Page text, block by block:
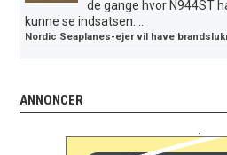
de gange hvor N944ST
kunne se indsatsen....
Nordic Seaplanes-ejer vil have
ANNONCER